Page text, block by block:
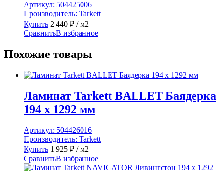
Артикул: 504425006
Производитель: Tarkett
Купить 2 440 ₽ / м2
СравнитьВ избранное
Похожие товары
Ламинат Tarkett BALLET Баядерка
194 x 1292 мм
Артикул: 504426016
Производитель: Tarkett
Купить 1 925 ₽ / м2
СравнитьВ избранное